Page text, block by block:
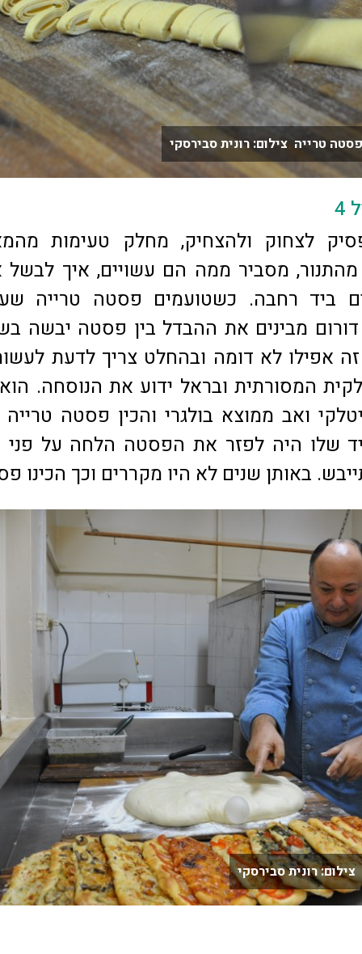
טרייה צילום: רונית סבירסקי
לצחוק ולהצחיק, מחלק טעימות
מסביר ממה הם עשויים, איך לבשל
ביד רחבה. כשטועמים פסטה טרייה
חיטת דורום מבינים את ההבדל בין פסטה יבשה
אפילו לא דומה ובהחלט צריך לדעת
המסורתית ובראל ידוע את הנוסחה. הוא
ואב ממוצא בולגרי והכין פסטה טרייה
שלו היה לפזר את הפסטה הלחה על
באותן שנים לא היו מקררים וכך הכינו
רונית סבירסקי